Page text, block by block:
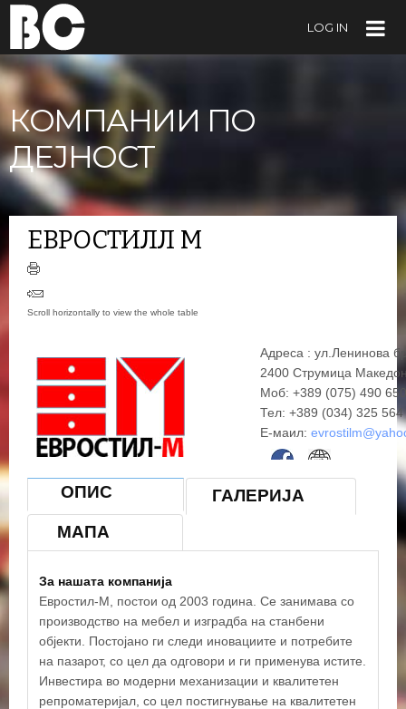
LOG IN
КОМПАНИИ ПО
ДЕЈНОСТ
ЕВРОСТИЛЛ М
Адреса : ул.Ленинова
2400 Струмица
Моб: +389 (075) 490 650
Тел: +389 (034) 325 564
Е-маил:
ОПИС
ГАЛЕРИЈА
МАПА
За нашата компанија
Евростил-М, постои од 2003 година. Се занимава со
производство на мебел и изградба на станбени
објекти. Постојано ги следи иновациите и потребите
на пазарот, со цел да одговори и ги применува истите.
Инвестира во модерни механизации и квалитетен
репроматеријал, со цел постигнување на квалитетен